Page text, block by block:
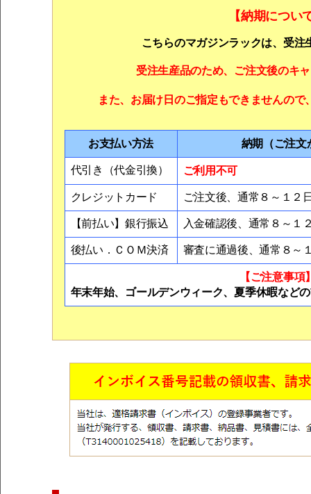
【納期につい
こちらのマガジンラックは、受注
受注生産品のため、ご注文後のキ
また、お届け日のご指定もできませんの
お支払い方法 納期（ご注文
代引き（代金引換） ご利用不可
クレジットカード ご注文後、通常８～１２
【前払い】銀行振込 入金確認後、通常８～１
後払い．ＣＯＭ決済 審査に通過後、通常８～
【ご注意事項
年末年始、ゴールデンウィーク、夏季休暇など